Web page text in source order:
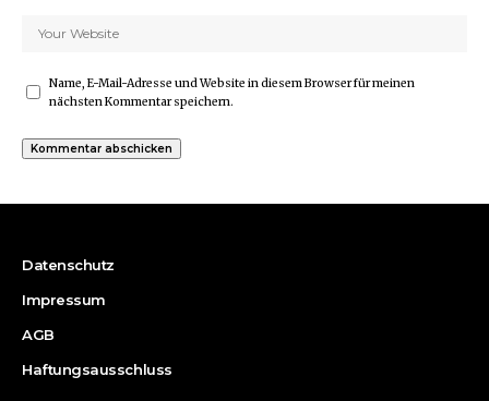
Name, E-Mail-Adresse und Website in diesem Browser für meinen
nächsten Kommentar speichern.
Datenschutz
Impressum
AGB
Haftungsausschluss